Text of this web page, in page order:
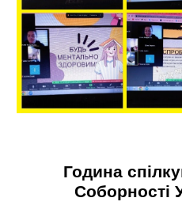
Година
Соборності